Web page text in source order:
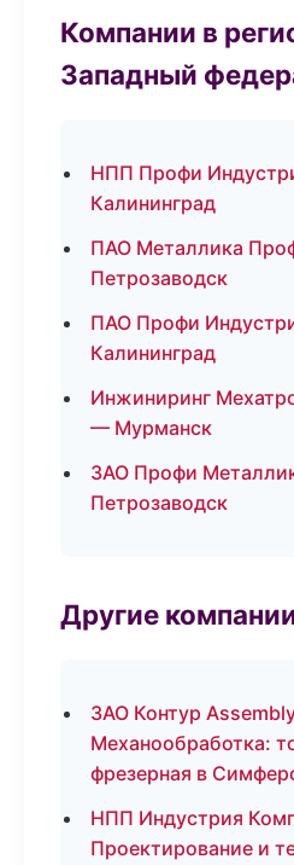
Компании в
Западный
НПП Профи
Калининград
ПАО Металлика
Петрозаводск
ПАО Профи
Калининград
Инжиниринг
— Мурманск
ЗАО Профи
Петрозаводск
Другие
ЗАО Контур
Механообработка:
фрезерная в
НПП Индустрия
Проектирование и